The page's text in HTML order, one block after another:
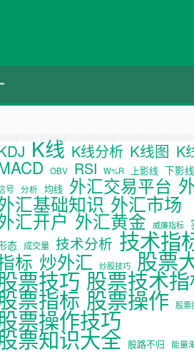
K线 K线分析 K线图 K
OBV RSI W%R 上影线 下影线
号 分析 均线 外汇交易平台
汇基础知识 外汇市场
汇开户 外汇黄金 威廉指标
态 成交量 技术分析 技术指
标 炒外汇 炒股技巧 股票
票技巧 股票技术
票指标 股票操作 股票
票操作技巧
票知识大全 股路不归 能量